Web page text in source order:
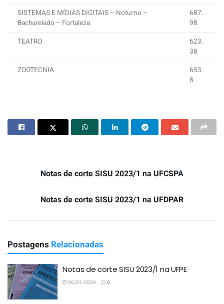
SISTEMAS E MÍDIAS DIGITAIS – Noturno –
Bacharelado – Fortaleza
687.
98
TEATRO
623.
38
ZOOTECNIA
653.
8
Notas de corte SISU 2023/1 na UFCSPA
Notas de corte SISU 2023/1 na UFDPAR
Postagens Relacionadas
Notas de corte SISU 2023/1 na UFPE
06/01/2024 0